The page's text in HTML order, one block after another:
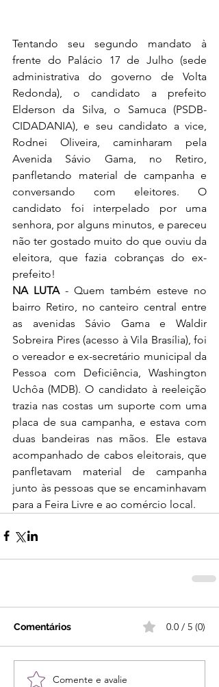
Tentando seu segundo mandato à
frente do Palácio 17 de Julho (sede
administrativa do governo de Volta
Redonda), o candidato a prefeito
Elderson da Silva, o Samuca (PSDB-
CIDADANIA), e seu candidato a vice,
Rodnei Oliveira, caminharam pela
Avenida Sávio Gama, no Retiro,
panfletando material de campanha e
conversando com eleitores. O
candidato foi interpelado por uma
senhora, por alguns minutos, e pareceu
não ter gostado muito do que ouviu da
eleitora, que fazia cobranças do ex-
prefeito!
NA LUTA - Quem também esteve no
bairro Retiro, no canteiro central entre
as avenidas Sávio Gama e Waldir
Sobreira Pires (acesso à Vila Brasília), foi
o vereador e ex-secretário municipal da
Pessoa com Deficiência, Washington
Uchôa (MDB). O candidato à reeleição
trazia nas costas um suporte com uma
placa de sua campanha, e estava com
duas bandeiras nas mãos. Ele estava
acompanhado de cabos eleitorais, que
panfletavam material de campanha
junto às pessoas que se encaminhavam
para a Feira Livre e ao comércio local.
Comentários 0.0 / 5 (0)
Comente e avalie